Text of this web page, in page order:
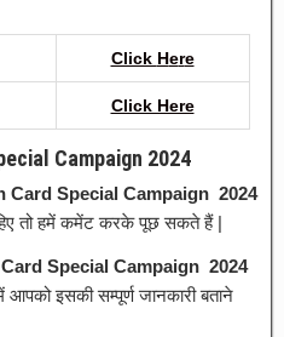
Click Here
Click Here
Campaign 2024
Card Special Campaign 2024
तो हमें कमेंट करके पूछ सकते हैं |
Special Campaign 2024
आपको इसकी सम्पूर्ण जानकारी बताने